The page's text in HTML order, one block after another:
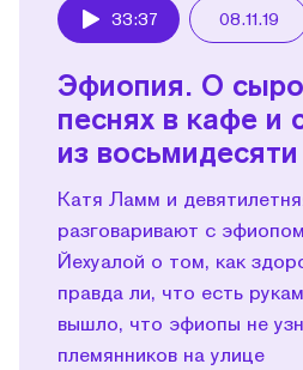
33:37 08.11.19
Эфиопия. О
песнях в кафе и
из
Катя Ламм и
разговаривают с
Йехуалой о том, как
правда ли, что есть
вышло, что эфиопы не
племянников на улице